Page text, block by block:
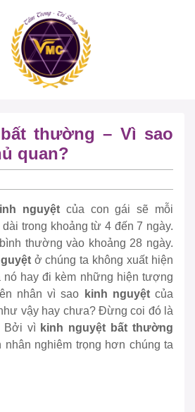
thường – Vì sao
quan?
nguyệt của con gái sẽ mỗi
trong khoảng từ 4 đến 7 ngày.
bình thường vào khoảng 28 ngày.
ở chúng ta không xuất hiện
nó hay đi kèm những hiện tượng
nhân vì sao
kinh nguyệtcủa
vậy hay chưa? Đừng coi đó là
Bởi vì kinh nguyệt bất thường
nhân nghiêm trọng hơn chúng ta